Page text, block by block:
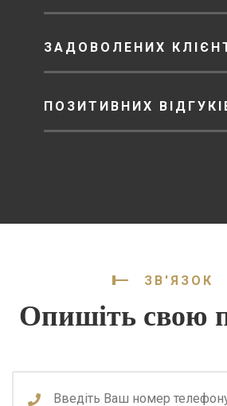
ЗАДОВОЛЕНИХ
ПОЗИТИВНИХ
ЗВ'ЯЗОК
Опишіть свою